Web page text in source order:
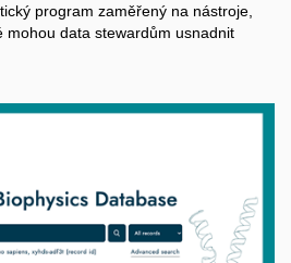
program zaměřený na nástroje,
mohou data stewardům usnadnit